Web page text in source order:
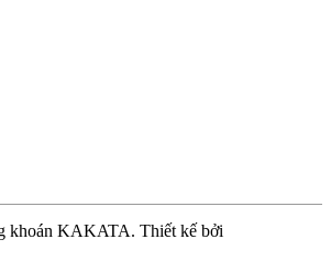
khoán KAKATA. Thiết kế bởi